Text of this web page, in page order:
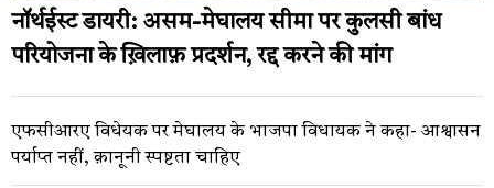
नॉर्थईस्ट डायरी: असम-मेघालय सीमा पर कुलसी बांध
परियोजना के ख़िलाफ़ प्रदर्शन, रद्द करने की मांग
एफसीआरए विधेयक पर मेघालय के भाजपा विधायक ने कहा- आश्वासन
पर्याप्त नहीं, क़ानूनी स्पष्टता चाहिए